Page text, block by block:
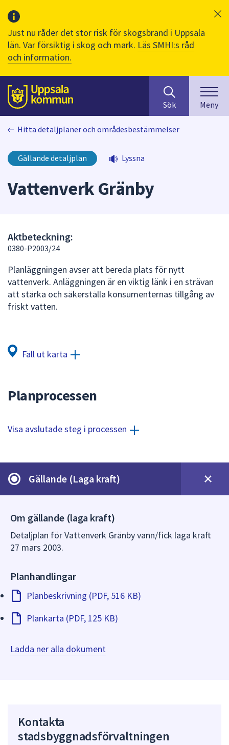
Just nu råder det stor risk för skogsbrand i Uppsala
län. Var försiktig i skog och mark. Läs SMHI:s råd
och information.
Till sidans
huvudinnehåll
efter
innehåll
på
webbplatsen.
i
under
fältet.
Använd
piltangenterna
dem.
Sök Meny
Hitta detaljplaner och områdesbestämmelser
Gällande detaljplan Lyssna
Vattenverk Gränby
Aktbeteckning:
0380-P2003/24
Planläggningen avser att bereda plats för nytt
vattenverk. Anläggningen är en viktig länk i en strävan
att stärka och säkerställa konsumenternas tillgång av
friskt vatten.
Fäll ut karta
Planprocessen
Visa avslutade steg i processen
Gällande (Laga kraft)
Om gällande (laga kraft)
Detaljplan för Vattenverk Gränby vann/fick laga kraft
27 mars 2003.
Planhandlingar
Planbeskrivning (PDF, 516 KB)
Plankarta (PDF, 125 KB)
Ladda ner alla dokument
Kontakta
stadsbyggnadsförvaltningen